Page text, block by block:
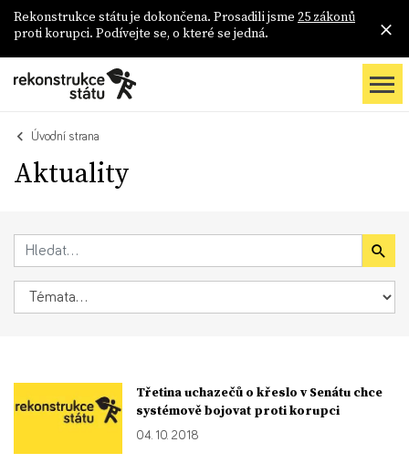
Rekonstrukce státu je dokončena. Prosadili jsme 25 zákonů
proti korupci. Podívejte se, o které se jedná.
Úvodní strana
Aktuality
Třetina uchazečů o křeslo v Senátu chce
systémově bojovat proti korupci
04. 10. 2018